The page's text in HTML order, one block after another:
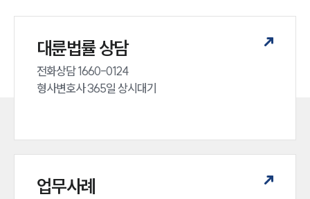
대륜법률 상담
전화상담 1660-0124
형사변호사 365일 상시대기
업무사례